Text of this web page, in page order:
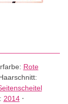
Rote
2014⋅